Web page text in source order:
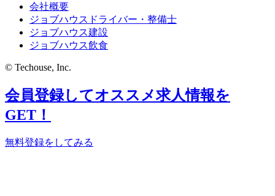
会社概要
ジョブハウスドライバー・整備士
ジョブハウス建設
ジョブハウス飲食
© Techouse, Inc.
会員登録してオススメ求人情報を
GET！
無料登録をしてみる